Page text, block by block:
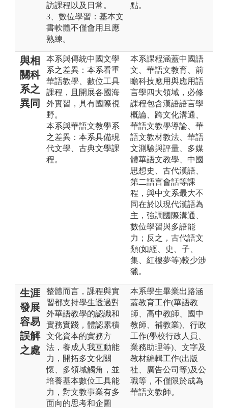
訪課程以及日常。
3、數位學習：基本文
書軟體不僅會用且應
熟練。
點。
與相
關科
系之
異同
本系與傳統中國文學
系之差異：本系看重
華語教學、數位工具
課程，且開展各國海
外實習，具有國際視
野。
本系與華語文教學系
之差異：本系具備現
代文學、古典文學課
程。
本系課程涵蓋中國語
文、華語文教育、前
瞻科技應用與應用語
言學四大領域，必修
課程包含漢語語言學
概論、跨文化溝通、
華語文教學導論、華
語文教材教法、華語
文測驗與評量、多媒
體華語文教學、中國
思想史、古代漢語、
第二語言會話等課
程，與中文系最大不
同在於以現代漢語為
主，強調國際溝通、
數位學習與多語能
力；反之，古代語文
類(如經、史、子、
集、紅樓夢等)較少涉
獵。
生涯
發展
容易
誤解
之處
整體而言，課程與實
習都支持學生透過對
外華語教學的認識和
實務實踐，體認累積
文化資本的實務方
法，養成人我互動能
力，開拓多文化關
懷、多領域觸角，並
培養基本數位工具能
力，對文教事業有多
面向的思考和企圖
本系學生畢業出路涵
蓋教育工作(華語教
師、高中教師、國中
教師、補教業)、行政
工作(學校行政人員、
業務助理等)、文字及
教材編輯工作(出版
社、廣告公司等)及公
職等，不僅限於成為
華語文教師。